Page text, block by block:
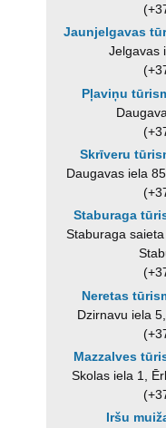
Jaunjelgavas
Jelgavas
Pļaviņu
Skrīveru
Daugavas iela
Staburaga
Staburaga
Neretas
Dzirnavu iela
Mazzalves
Skolas iela 1,
Iršu